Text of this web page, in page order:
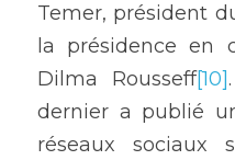
Temer, président
la présidence en
Dilma Rousseff[10]
dernier a publié
réseaux sociaux